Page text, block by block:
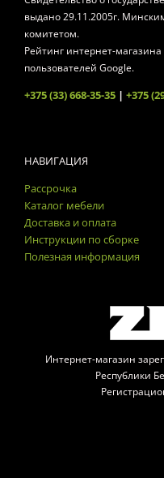
выдано 29.11.2005г.
комитетом.
Рейтинг интернет-магазина
пользователей Google.
+375 (33) 668-35-35 | +375
НАВИГАЦИЯ
Рассрочка
Каталог мебели
Доставка и оплата
Инструкции по сборке
Полезная информация
Интернет-магазин
Республики